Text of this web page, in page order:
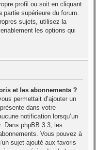
profil ou soit en cliquant
supérieure du forum.
sujets, utilisez la
les options qui
et les abonnements ?
permettait d’ajouter un
dans votre
notification lorsqu’un
Dans phpBB 3.3, les
Vous pouvez à
sujet ajouté aux favoris